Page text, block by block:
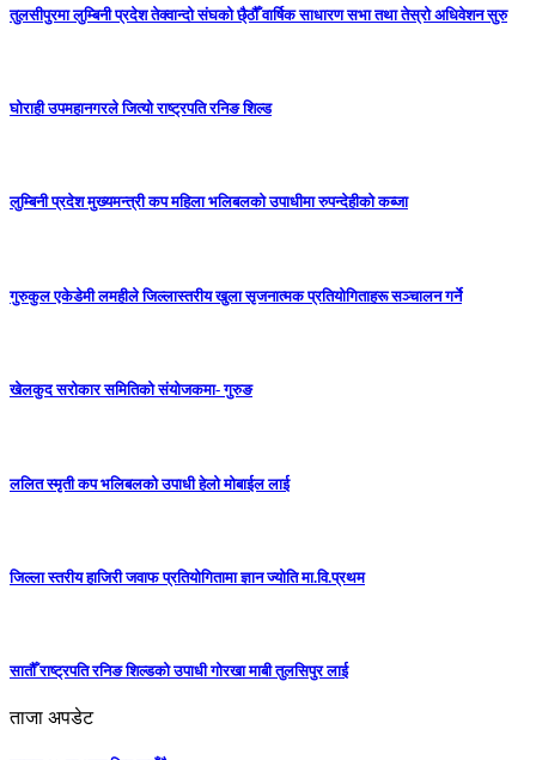
तुलसीपुरमा लुम्बिनी प्रदेश तेक्वान्दो संघको छै्ठौँ वार्षिक साधारण सभा तथा तेस्रो अधिवेशन सुरु
घोराही उपमहानगरले जित्यो राष्ट्रपति रनिङ शिल्ड
लुम्बिनी प्रदेश मुख्यमन्त्री कप महिला भलिबलकाे उपाधीमा रुपन्देहीकाे कब्जा
गुरुकुल एकेडेमी लमहीले जिल्लास्तरीय खुला सृजनात्मक प्रतियोगिताहरू सञ्चालन गर्ने
खेलकुद सरोकार समितिको संयोजकमा- गुरुङ
ललित स्मृती कप भलिबलको उपाधी हेलो मोबाईल लाई
जिल्ला स्तरीय हाजिरी जवाफ प्रतियोगितामा ज्ञान ज्योति मा.वि.प्रथम
सातौँ राष्ट्रपति रनिङ शिल्डको उपाधी गोरखा माबी तुलसिपुर लाई
ताजा अपडेट